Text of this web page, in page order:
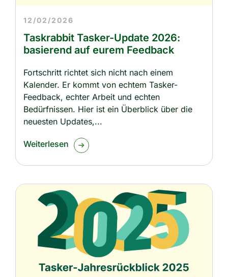
Taskrabbit Tasker-Update 2026:
basierend auf eurem Feedback
12/02/2026
Fortschritt richtet sich nicht nach einem
Kalender. Er kommt von echtem Tasker-
Feedback, echter Arbeit und echten
Bedürfnissen. Hier ist ein Überblick über die
neuesten Updates,
Weiterlesen